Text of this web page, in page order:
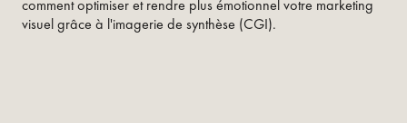
comment optimiser et rendre plus émotionnel votre marketing
visuel grâce à l'imagerie de synthèse (CGI).